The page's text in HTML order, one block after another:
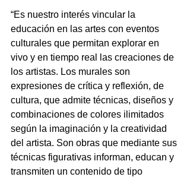
“Es nuestro interés vincular la
educación en las artes con eventos
culturales que permitan explorar en
vivo y en tiempo real las creaciones de
los artistas. Los murales son
expresiones de crítica y reflexión, de
cultura, que admite técnicas, diseños y
combinaciones de colores ilimitados
según la imaginación y la creatividad
del artista. Son obras que mediante sus
técnicas figurativas informan, educan y
transmiten un contenido de tipo